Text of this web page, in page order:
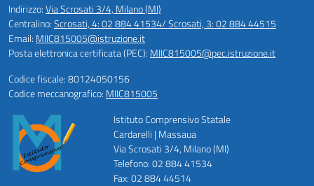
Indirizzo:Via Scrosati 3/4, Milano (MI)
Centralino:Scrosati, 4: 02 884 41534/ Scrosati, 3: 02 884 44515
Email: MIIC815005@istruzione.it
Posta elettronica certificata (PEC): MIIC815005@pec.istruzione.it
Codice fiscale: 80124050156
Codice meccanografico: MIIC815005
Istituto Comprensivo Statale
Cardarelli | Massaua
Via Scrosati 3/4, Milano (MI)
Telefono: 02 884 41534
Fax: 02 884 44514